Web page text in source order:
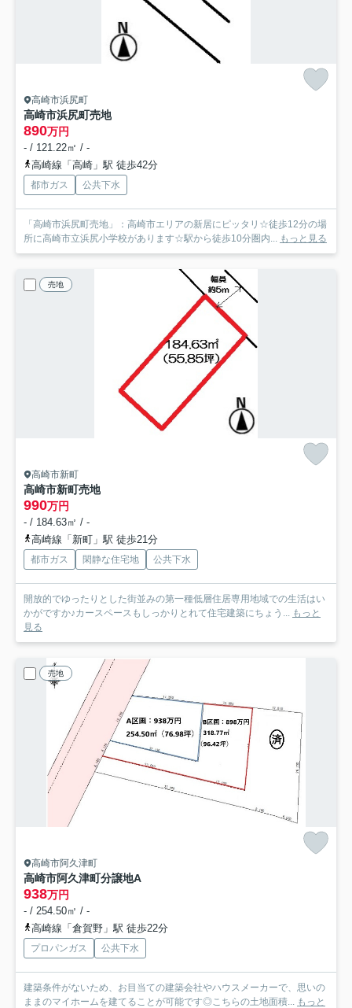
高崎市浜尻町
高崎市浜尻町売地
890万円
- / 121.22㎡ / -
高崎線「高崎」駅 徒歩42分
都市ガス 公共下水
「高崎市浜尻町売地」：高崎市エリアの新居にピッタリ☆徒歩12分の場
所に高崎市立浜尻小学校があります☆駅から徒歩10分圏内... もっと見る
売地
高崎市新町
高崎市新町売地
990万円
- / 184.63㎡ / -
高崎線「新町」駅 徒歩21分
都市ガス 閑静な住宅地 公共下水
開放的でゆったりとした街並みの第一種低層住居専用地域での生活はい
かがですか♪カースペースもしっかりとれて住宅建築にちょう... もっと
見る
売地
高崎市阿久津町
高崎市阿久津町分譲地A
938万円
- / 254.50㎡ / -
高崎線「倉賀野」駅 徒歩22分
プロパンガス 公共下水
建築条件がないため、お目当ての建築会社やハウスメーカーで、思いの
ままのマイホームを建てることが可能です◎こちらの土地面積... もっと